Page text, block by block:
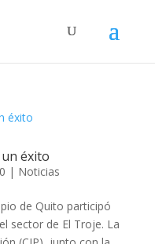
éxito
| Noticias
de Quito participó
sector de El Troje. La